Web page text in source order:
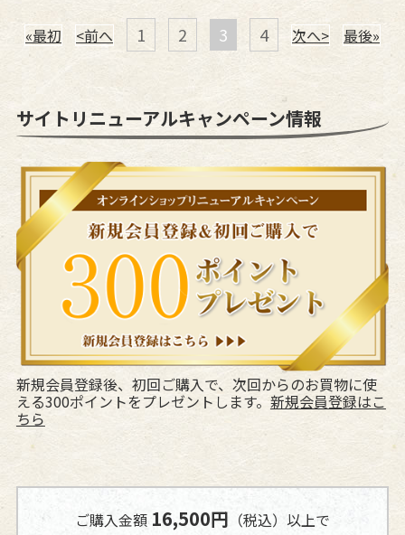
«最初 <前へ 1 2 3 4 次へ> 最後»
サイトリニューアルキャンペーン情報
新規会員登録後、初回ご購入で、次回からのお買物に使
える300ポイントをプレゼントします。 新規会員登録はこ
ちら
ご購入金額 16,500円 （税込）以上で